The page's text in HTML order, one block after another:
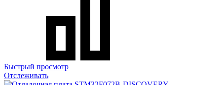
Быстрый просмотр
Отслеживать